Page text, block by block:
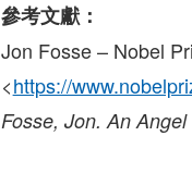
參考文獻：
Jon Fosse – Nobel
<https://
Fosse, Jon. An